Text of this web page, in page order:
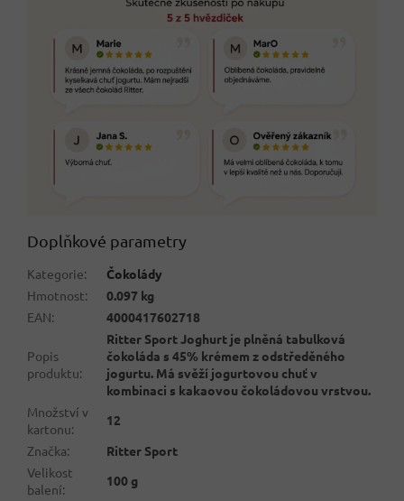
Doplňkové parametry
Kategorie:
Čokolády
Hmotnost:
0.097 kg
EAN: 4000417602718
Popis
produktu:
Ritter Sport Joghurt je plněná tabulková
čokoláda s 45% krémem z odstředěného
jogurtu. Má svěží jogurtovou chuť v
kombinaci s kakaovou čokoládovou vrstvou.
Množství v
kartonu:
12
Značka:
Ritter Sport
Velikost
balení:
100 g